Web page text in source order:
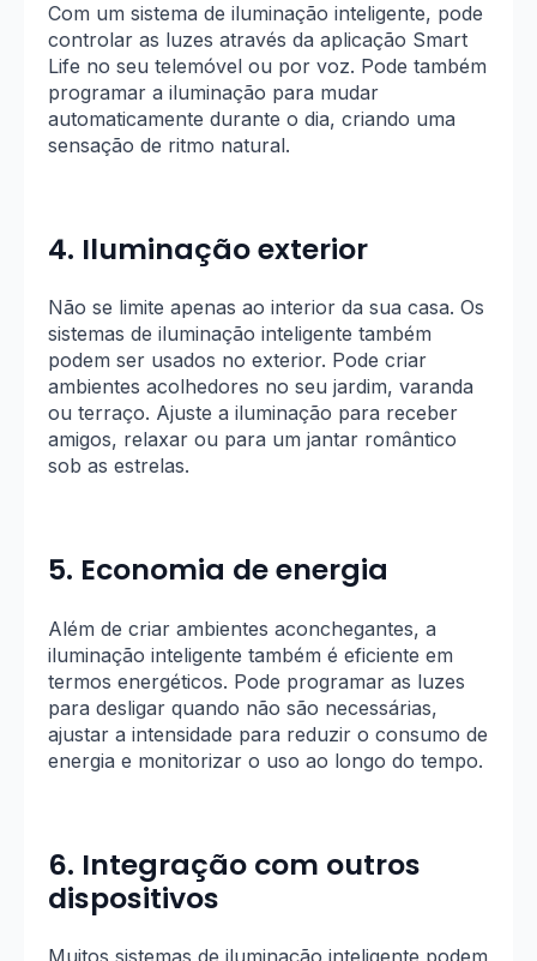
Com um sistema de iluminação inteligente, pode
controlar as luzes através da aplicação Smart
Life no seu telemóvel ou por voz. Pode também
programar a iluminação para mudar
automaticamente durante o dia, criando uma
sensação de ritmo natural.
4. Iluminação exterior
Não se limite apenas ao interior da sua casa. Os
sistemas de iluminação inteligente também
podem ser usados no exterior. Pode criar
ambientes acolhedores no seu jardim, varanda
ou terraço. Ajuste a iluminação para receber
amigos, relaxar ou para um jantar romântico
sob as estrelas.
5. Economia de energia
Além de criar ambientes aconchegantes, a
iluminação inteligente também é eficiente em
termos energéticos. Pode programar as luzes
para desligar quando não são necessárias,
ajustar a intensidade para reduzir o consumo de
energia e monitorizar o uso ao longo do tempo.
6. Integração com outros
dispositivos